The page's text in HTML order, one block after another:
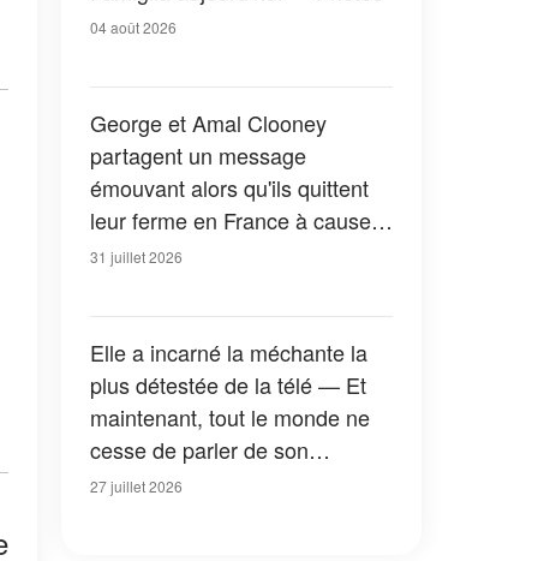
04 août 2026
George et Amal Clooney
partagent un message
émouvant alors qu'ils quittent
leur ferme en France à cause
des feux de forêt — Tous les
31 juillet 2026
Elle a incarné la méchante la
plus détestée de la télé — Et
maintenant, tout le monde ne
cesse de parler de son
apparition dans la nouvelle
27 juillet 2026